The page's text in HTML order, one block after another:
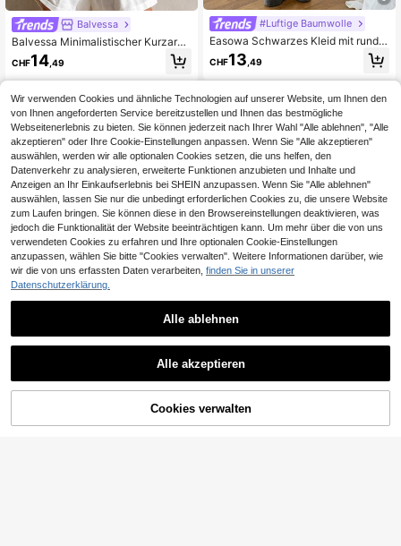
Balvessa
Balvessa Minimalistischer Kurzarm
Fledermausärmel locker sitzender
Cardigan mit Bindeband vorne, Son
nenschutz Schal
CHF14 ,49
#Luftige Baumwolle
Easowa Schwarzes Kleid mit runde
m Ausschnitt und kurzen Ärmeln, lo
cker geschnitten, Kontrast-Spitzen
saum, kurzes Kleid, Baumwoll-Läss
fit, romantischen Lässig-Look, Urla
ubsoutfit. Schwarzes Damen-Baum
woll-T-Shirt-Kleid mit Spitzensau
m, kurze Ärmel, weich und atmungs
aktiv, Lässig-Oberteil, schwarzes L
ässig-T-Shirt-Kleid für Damen, over
sized, kurze Ärmel, weiche Baumw
olle mit elegantem Spitzensaum, So
mmerkleid, schwarze Kleider für Da
men
CHF13,49
Sorry, dieses Produkt ist ausverkauft.
Ähnliche vorrätige Artikel anzeigen Alle ansehen
AUSVERKAUFT
Wir verwenden Cookies und ähnliche Technologien auf unserer Website, um Ihnen den
von Ihnen angeforderten Service bereitzustellen und Ihnen das bestmögliche
Webseitenerlebnis zu bieten. Sie können jederzeit nach Ihrer Wahl "Alle ablehnen", "Alle
akzeptieren" oder Ihre Cookie-Einstellungen anpassen. Wenn Sie "Alle akzeptieren"
auswählen, werden wir alle optionalen Cookies setzen, die uns helfen, den
Datenverkehr zu analysieren, erweiterte Funktionen anzubieten und Inhalte und
Anzeigen an Ihr Einkaufserlebnis bei SHEIN anzupassen. Wenn Sie "Alle ablehnen"
auswählen, lassen Sie nur die unbedingt erforderlichen Cookies zu, die unsere Website
zum Laufen bringen. Sie können diese in den Browsereinstellungen deaktivieren, was
jedoch die Funktionalität der Website beeinträchtigen kann. Um mehr über die von uns
verwendeten Cookies zu erfahren und Ihre optionalen Cookie-Einstellungen
anzupassen, wählen Sie bitte "Cookies verwalten". Weitere Informationen darüber, wie
wir die von uns erfassten Daten verarbeiten, finden Sie in unserer
Datenschutzerklärung.
Alle ablehnen
Alle akzeptieren
Cookies verwalten